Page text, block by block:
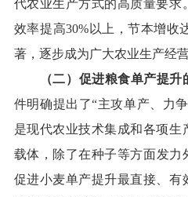
代农业生产方式的高质量要求
效率提高30%以上，节本增收
著， 逐步成为广大农业生产经
（二）促进粮食单产提升
件明确提出了“主攻单产、力
是现代农业技术集成和各项
载体， 除了在种子等方面发力
促进小麦单产提升最直接、有